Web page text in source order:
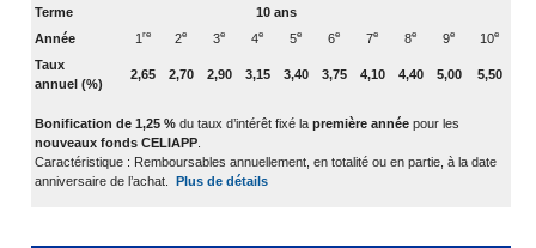
Terme
10 ans
Année
1 re 2e 3e 4e 5e 6e 7e 8e 9e 10e
Taux
annuel (%)
2,65 2,70 2,90 3,15 3,40 3,75 4,10 4,40 5,00 5,50
Bonification de 1,25 % du taux d’intérêt fixé la première année pour les
nouveaux fonds CELIAPP
Caractéristique : Remboursables annuellement, en totalité ou en partie, à la date
anniversaire de l’achat. Plus de détails